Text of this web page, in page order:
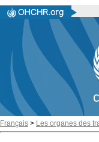
Français > Les organes des